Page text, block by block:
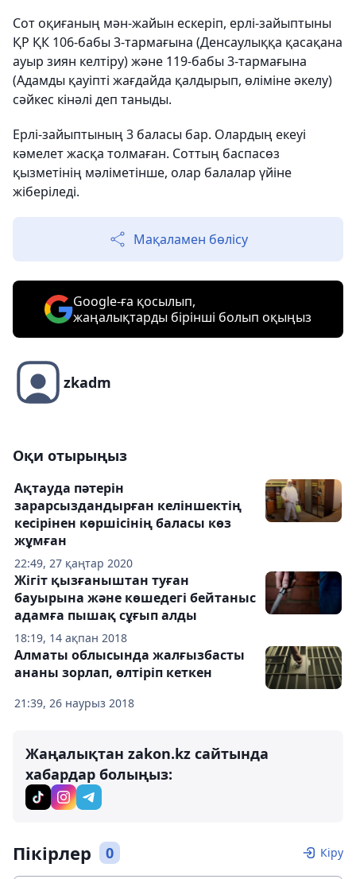
Сот оқиғаның мән-жайын ескеріп, ерлі-зайыптыны
ҚР ҚК 106-бабы 3-тармағына (Денсаулыққа қасақана
ауыр зиян келтіру) және 119-бабы 3-тармағына
(Адамды қауіпті жағдайда қалдырып, өліміне әкелу)
сәйкес кінәлі деп таныды.
Ерлі-зайыптының 3 баласы бар. Олардың екеуі
кәмелет жасқа толмаған. Соттың баспасөз
қызметінің мәліметінше, олар балалар үйіне
жіберіледі.
Мақаламен бөлісу
Google-ға қосылып,
жаңалықтарды бірінші болып оқыңыз
zkadm
Оқи отырыңыз
22:49, 27 қаңтар 2020
Ақтауда пәтерін
зарарсыздандырған келіншектің
кесірінен көршісінің баласы көз
жұмған
18:19, 14 ақпан 2018
Жігіт қызғаныштан туған
бауырына және көшедегі бейтаныс
адамға пышақ сұғып алды
21:39, 26 наурыз 2018
Алматы облысында жалғызбасты
ананы зорлап, өлтіріп кеткен
Жаңалықтан zakon.kz сайтында
хабардар болыңыз:
Пікірлер 0 Кіру